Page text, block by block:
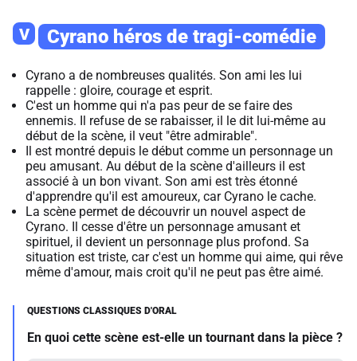
V Cyrano héros de tragi-comédie
Cyrano a de nombreuses qualités. Son ami les lui
rappelle : gloire, courage et esprit.
C'est un homme qui n'a pas peur de se faire des
ennemis. Il refuse de se rabaisser, il le dit lui-même au
début de la scène, il veut "être admirable".
Il est montré depuis le début comme un personnage un
peu amusant. Au début de la scène d'ailleurs il est
associé à un bon vivant. Son ami est très étonné
d'apprendre qu'il est amoureux, car Cyrano le cache.
La scène permet de découvrir un nouvel aspect de
Cyrano. Il cesse d'être un personnage amusant et
spirituel, il devient un personnage plus profond. Sa
situation est triste, car c'est un homme qui aime, qui rêve
même d'amour, mais croit qu'il ne peut pas être aimé.
En quoi cette scène est-elle un tournant dans la pièce ?